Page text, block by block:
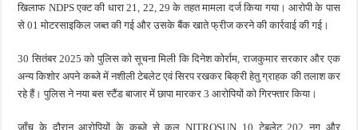
खिलाफ NDPS एक्ट की धारा 21, 22, 29 के तहत मामला दर्ज किया गया। आरोपी के पास
से 01 मोटरसाइकिल जब्त की गई और उसके बैंक खाते फ्रीज करने की कार्रवाई की गई।
30 सितंबर 2025 को पुलिस को सूचना मिली कि दिनेश कोर्राम, राजकुमार सरकार और एक
अन्य किशोर अपने कब्जे में नशीली टेबलेट एवं सिरप रखकर बिक्री हेतु ग्राहक की तलाश कर
रहे हैं। पुलिस ने नया बस स्टैंड बाजार में छापा मारकर 3 आरोपियों को गिरफ्तार किया।
जाँच के दौरान आरोपियों के कब्जे से कुल NITROSUN 10 टेबलेट 202 नग और